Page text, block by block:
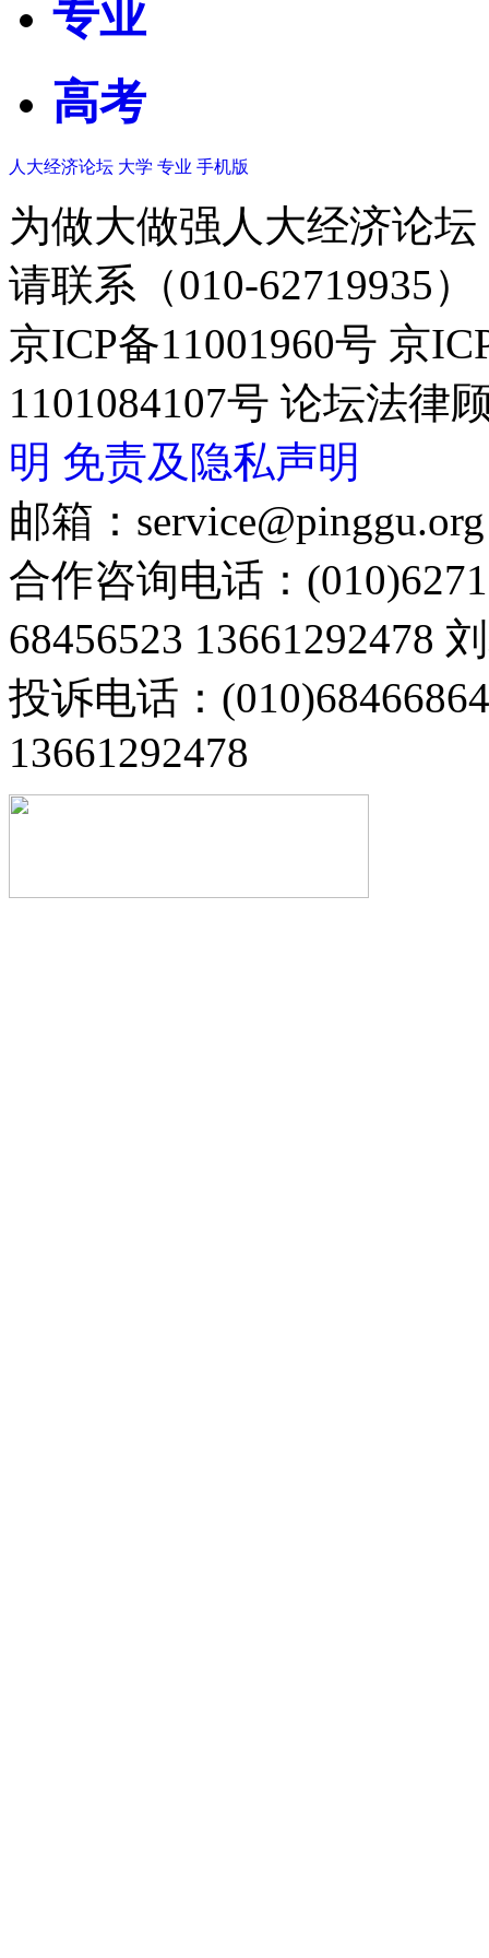
专业
高考
人大经济论坛 大学 专业 手机版
为做大做强人大经济论
请联系（010-62719935）
京ICP备11001960号 京
1101084107号 论坛法律
明 免责及隐私声明
邮箱：service@pinggu.org
合作咨询电话：
68456523 13661292478
投诉电话：
13661292478